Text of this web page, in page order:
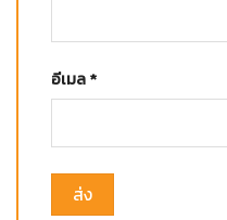
อีเมล*